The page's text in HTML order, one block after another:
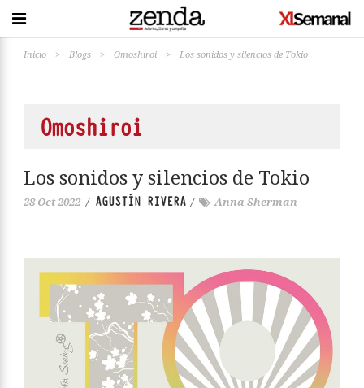
Inicio > Blogs > Omoshiroi > Los sonidos y silencios de Tokio
Omoshiroi
Los sonidos y silencios de Tokio
28 Oct 2022 / AGUSTÍN RIVERA / Anna Sherman